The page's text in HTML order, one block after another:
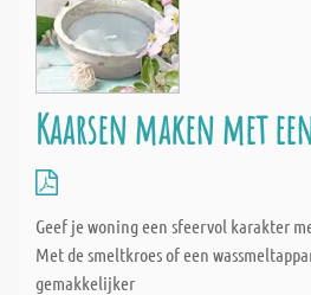
Kaarsen maken met
Geef je woning een sfeervol karakter
Met de smeltkroes of een
gemakkelijker